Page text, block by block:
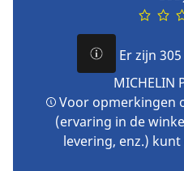
Er zijn
MICHELIN
Voor opmerkingen
(ervaring in de
levering, enz.) kunt